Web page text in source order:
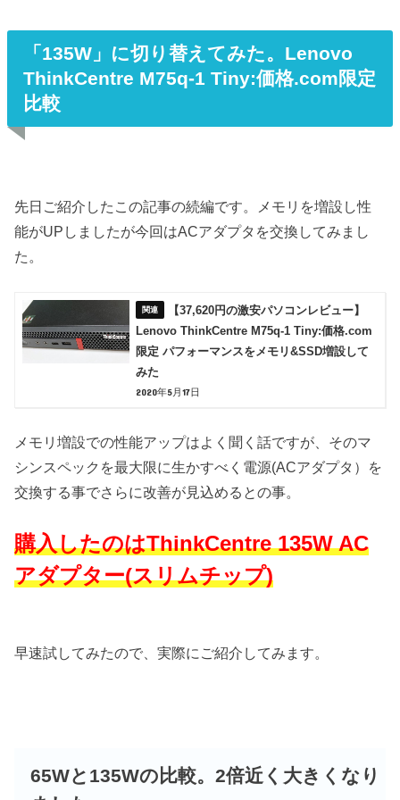
「135W」に切り替えてみた。Lenovo
ThinkCentre M75q-1 Tiny:価格.com限定
比較
先日ご紹介したこの記事の続編です。メモリを増設し性
能がUPしましたが今回はACアダプタを交換してみまし
た。
【37,620円の激安パソコンレビュー】
Lenovo ThinkCentre M75q-1 Tiny:価格.com
限定 パフォーマンスをメモリ&SSD増設して
みた
2020年5月17日
メモリ増設での性能アップはよく聞く話ですが、そのマ
シンスペックを最大限に生かすべく電源(ACアダプタ）を
交換する事でさらに改善が見込めるとの事。
購入したのはThinkCentre 135W AC
アダプター(スリムチップ)
早速試してみたので、実際にご紹介してみます。
65Wと135Wの比較。2倍近く大きくなり